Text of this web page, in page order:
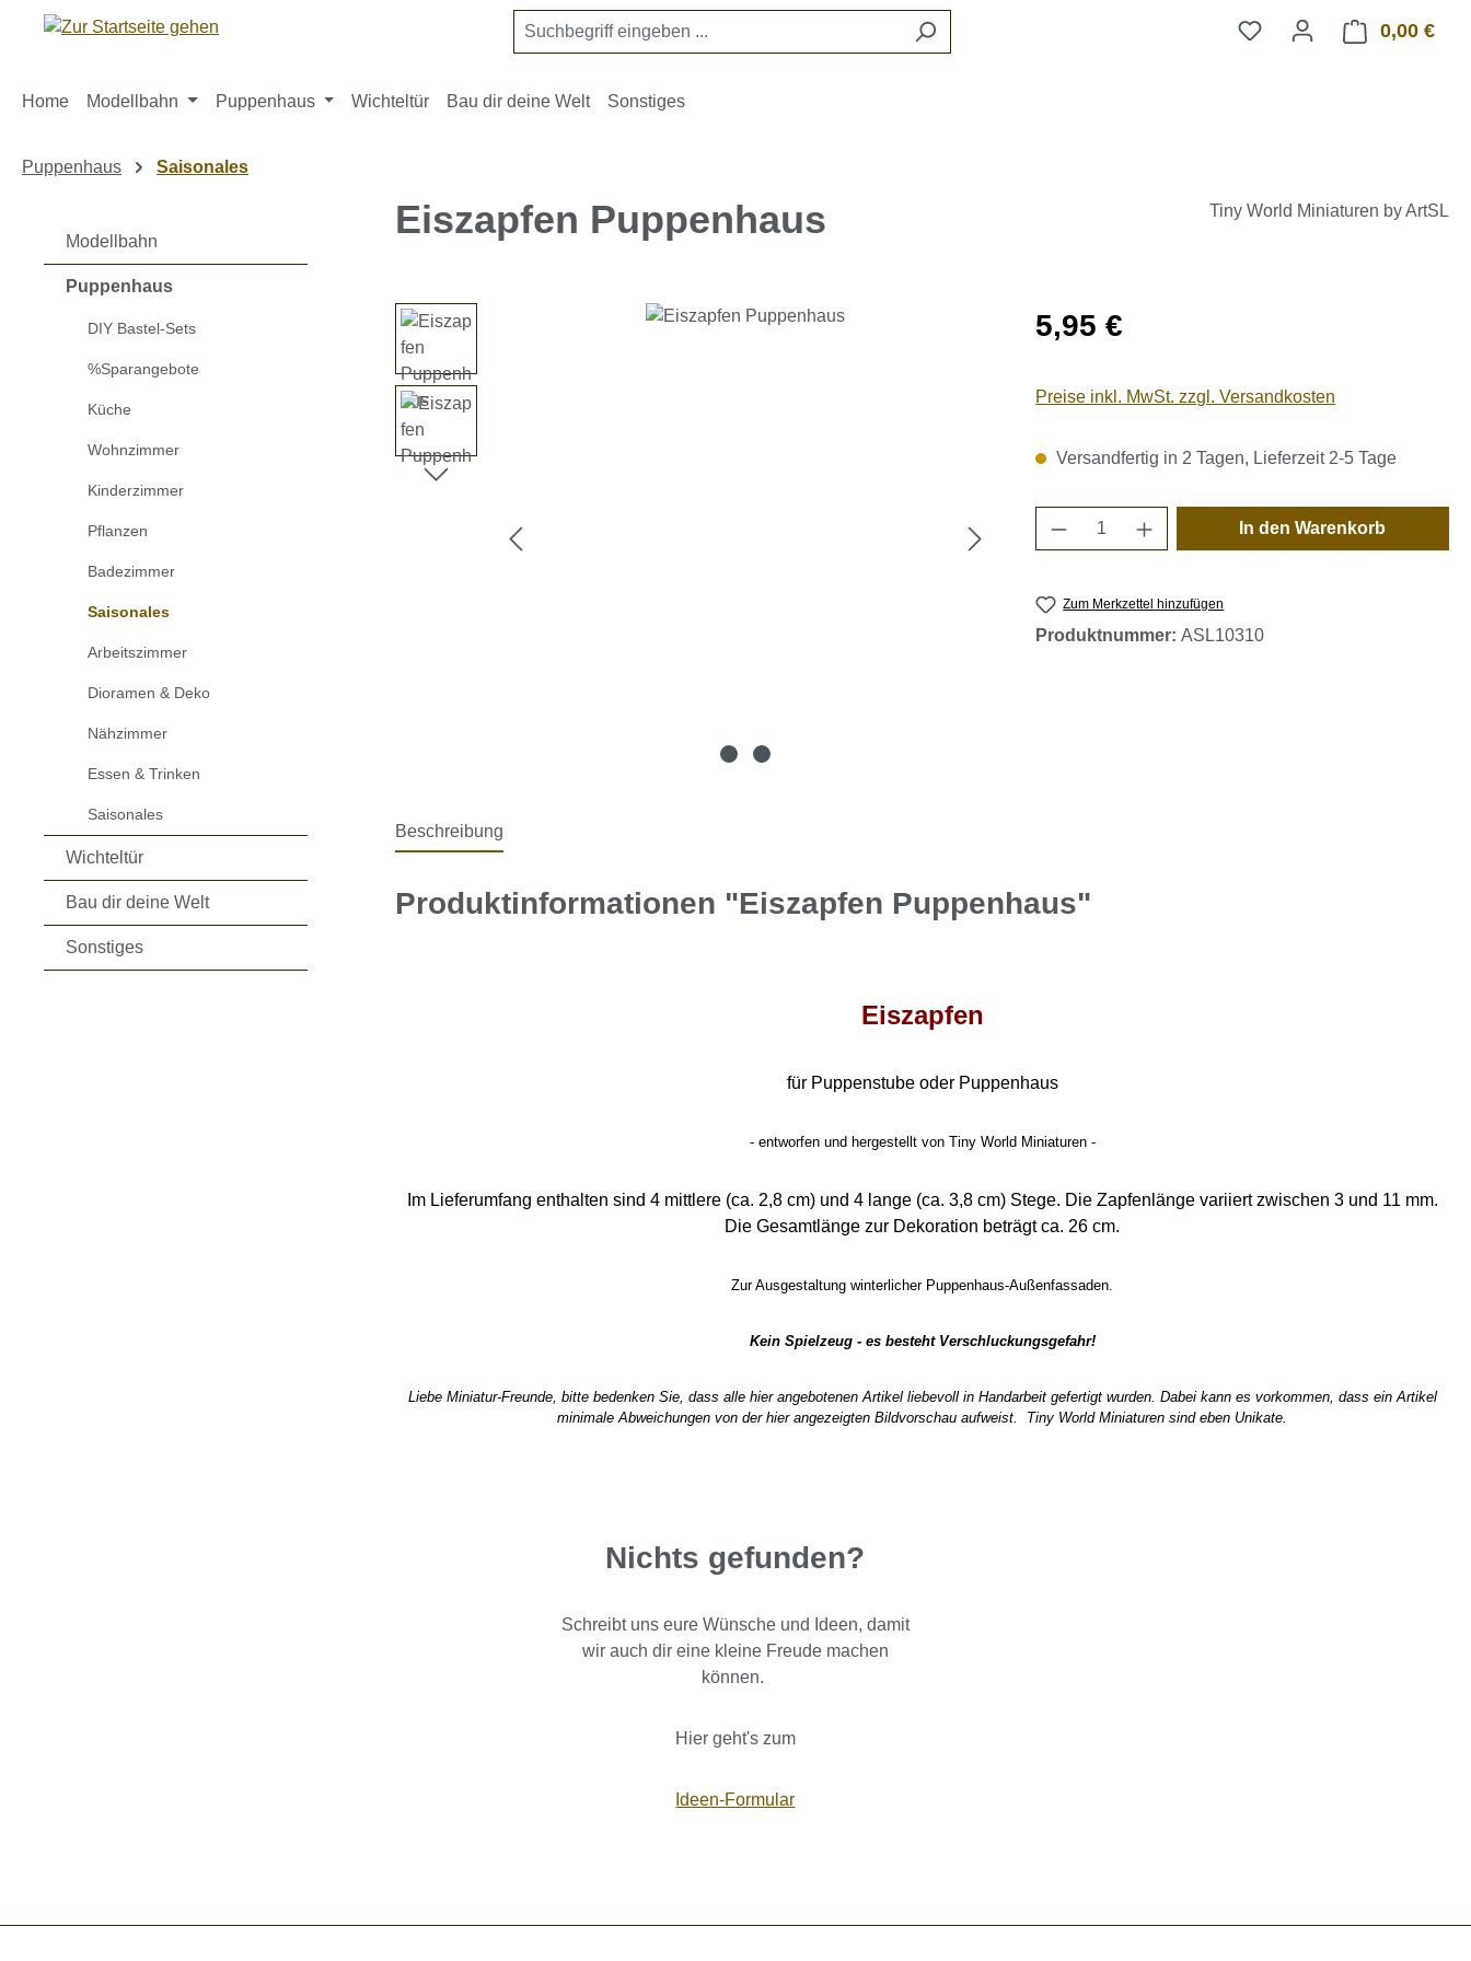
Hauptinhalt springen
Zur Suche springen
Zur Hauptnavigation springen 0,00 €
Home Modellbahn Puppenhaus Wichteltür Bau dir deine Welt Sonstiges
Puppenhaus Saisonales
Modellbahn
Puppenhaus
DIY Bastel-Sets
%Sparangebote
Küche
Wohnzimmer
Kinderzimmer
Pflanzen
Badezimmer
Saisonales
Arbeitszimmer
Dioramen & Deko
Nähzimmer
Essen & Trinken
Saisonales
Wichteltür
Bau dir deine Welt
Sonstiges
Eiszapfen Puppenhaus Tiny World Miniaturen by ArtSL
Bildergalerie überspringen Regulärer Preis:
5,95 €
Preise inkl. MwSt. zzgl. Versandkosten
Versandfertig in 2 Tagen, Lieferzeit 2-5 Tage
Produkt Anzahl: Gib den
In den Warenkorb
Zum Merkzettel hinzufügen
Produktnummer:ASL10310
Beschreibung
Produktinformationen "Eiszapfen Puppenhaus"
Eiszapfen
für Puppenstube oder Puppenhaus
- entworfen und hergestellt von Tiny World Miniaturen -
Im Lieferumfang enthalten sind 4 mittlere (ca. 2,8 cm) und 4 lange (ca. 3,8 cm) Stege. Die Zapfenlänge variiert zwischen 3 und 11 mm.
Die Gesamtlänge zur Dekoration beträgt ca. 26 cm.
Zur Ausgestaltung winterlicher Puppenhaus-Außenfassaden.
Kein Spielzeug - es besteht Verschluckungsgefahr!
Liebe Miniatur-Freunde, bitte bedenken Sie, dass alle hier angebotenen Artikel liebevoll in Handarbeit gefertigt wurden. Dabei kann es vorkommen, dass ein Artikel
minimale Abweichungen von der hier angezeigten Bildvorschau aufweist. Tiny World Miniaturen sind eben Unikate.
Nichts gefunden?
Schreibt uns eure Wünsche und Ideen, damit
wir auch dir eine kleine Freude machen
können.
Hier geht's zum
Ideen-Formular